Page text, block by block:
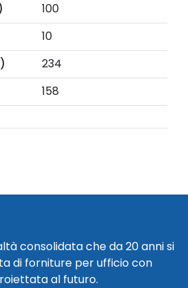
100
10
234
158
consolidata che da 20 anni si
di forniture per ufficio con
al futuro.